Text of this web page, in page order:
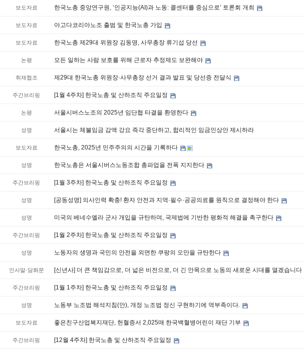
보도자료 한국노총 중앙연구원, ‘인공지능(AI)과 노동: 콜센터를 중심으로’ 토론회 개최
보도자료 아고다코리아노조 출범 및 한국노총 가입
보도자료 한국노총 제29대 위원장 김동명, 사무총장 류기섭 당선
논평 모든 일하는 사람 보호를 위해 근로자 추정제도 보완해야
취재협조 제29대 한국노총 위원장·사무총장 선거 결과 발표 및 당선증 전달식
주간브리핑 [1월 4주차] 한국노총 및 산하조직 주요일정
논평 서울시버스노조의 2025년 임단협 타결을 환영한다
성명 서울시는 체불임금 감액 강요 즉각 중단하고, 합리적인 임금인상안 제시하라
보도자료 한국노총, 2025년 민주주의의 시간을 기록하다
성명 한국노총은 서울시버스노동조합 총파업을 전폭 지지한다
주간브리핑 [1월 3주차] 한국노총 및 산하조직 주요일정
성명 [공동성명] 의사인력 확충! 환자 안전과 지역·필수·공공의료를 원칙으로 결정해야 한다
성명 미국의 베네수엘라 군사 개입을 규탄하며, 국제법에 기반한 평화적 해결을 촉구한다
주간브리핑 [1월 2주차] 한국노총 및 산하조직 주요일정
성명 노동자의 생명과 국민의 안전을 외면한 쿠팡의 오만을 규탄한다
인사말·담화문 [신년사] 더 큰 책임감으로, 더 넓은 비전으로, 더 긴 안목으로 노동의 새로운 시대를 열겠습니다
주간브리핑 [1월 1주차] 한국노총 및 산하조직 주요일정
성명 노동부 노조법 해석지침(안), 개정 노조법 정신 구현하기에 역부족이다.
보도자료 좋은친구산업복지재단, 헌혈증서 2,025매 한국백혈병어린이 재단 기부
주간브리핑 [12월 4주차] 한국노총 및 산하조직 주요일정